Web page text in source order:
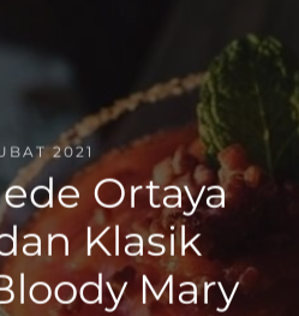
2021
Ortaya
Klasik
Mary